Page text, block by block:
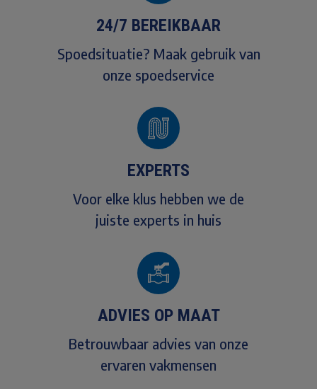
24/7 BEREIKBAAR
Spoedsituatie? Maak gebruik van
onze spoedservice
EXPERTS
Voor elke klus hebben we de
juiste experts in huis
ADVIES OP MAAT
Betrouwbaar advies van onze
ervaren vakmensen